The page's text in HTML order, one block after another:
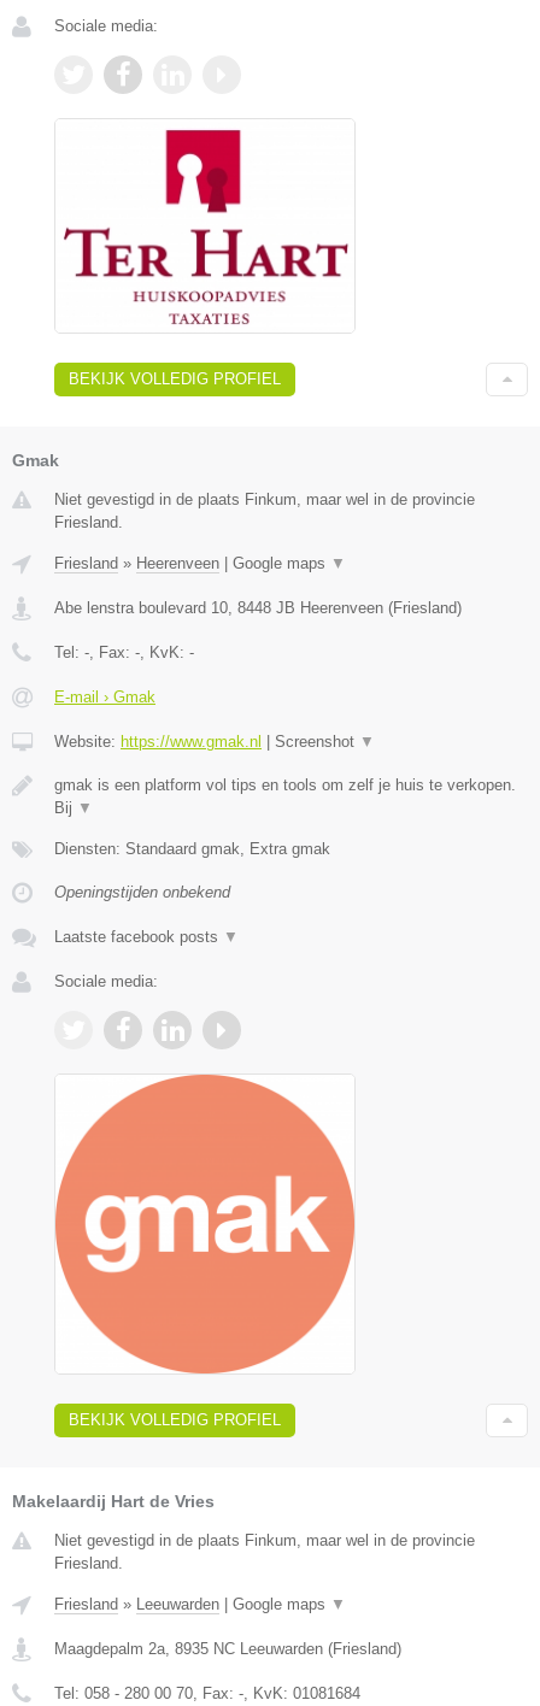
Sociale media:
BEKIJK VOLLEDIG PROFIEL
Gmak
Niet gevestigd in de plaats Finkum, maar wel in de provincie
Friesland.
Friesland » Heerenveen | Google maps ▼
Abe lenstra boulevard 10 8448 JB Heerenveen (Friesland)
Tel: - , Fax: - , KvK: -
E-mail › Gmak
Website: https://www.gmak.nl | Screenshot ▼
gmak is een platform vol tips en tools om zelf je huis te verkopen.
Bij ▼
Diensten: Standaard gmak, Extra gmak
Openingstijden onbekend
Laatste facebook posts ▼
Sociale media:
BEKIJK VOLLEDIG PROFIEL
Makelaardij Hart de Vries
Niet gevestigd in de plaats Finkum, maar wel in de provincie
Friesland.
Friesland » Leeuwarden | Google maps ▼
Maagdepalm 2a 8935 NC Leeuwarden (Friesland)
Tel: 058 - 280 00 70 , Fax: - , KvK: 01081684